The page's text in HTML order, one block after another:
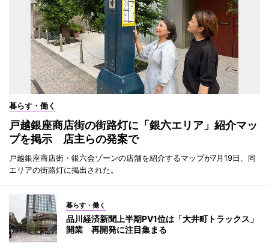
暮らす・働く
戸越銀座商店街の街路灯に「銀六エリア」紹介マッ
プを掲示 店主らの発案で
戸越銀座商店街・銀六会ゾーンの店舗を紹介するマップが7月19日、同
エリアの街路灯に掲出された。
暮らす・働く
品川経済新聞上半期PV1位は「大井町トラックス」
開業 再開発に注目集まる